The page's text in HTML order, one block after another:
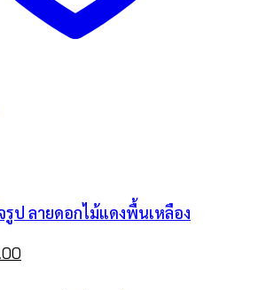
รูป ลายดอกไม้แดงพื้นเหลือง